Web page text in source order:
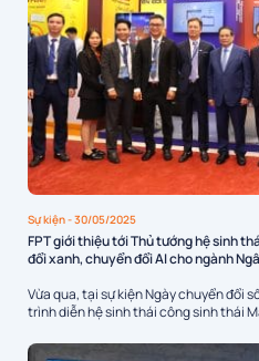
Sự kiện- 30/05/2025
FPT giới thiệu tới Thủ tướng hệ sinh
đổi xanh, chuyển đổi AI cho ngành
Vừa qua, tại sự kiện Ngày chuyển đổi
trình diễn hệ sinh thái công sinh thái